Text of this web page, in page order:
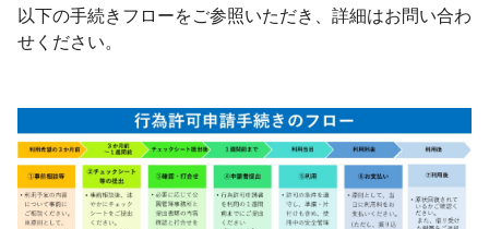
以下の手続きフローをご参照いただき、詳細はお問い合わ
せください。